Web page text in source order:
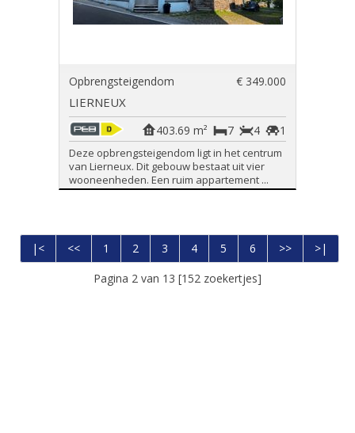
Opbrengsteigendom € 349.000
LIERNEUX
1
4
7
403.69 m²
Deze opbrengsteigendom ligt in het centrum
van Lierneux. Dit gebouw bestaat uit vier
wooneenheden. Een ruim appartement ...
|< << 1 2 3 4 5 6 >>
>|
Pagina 2 van 13 [152 zoekertjes]